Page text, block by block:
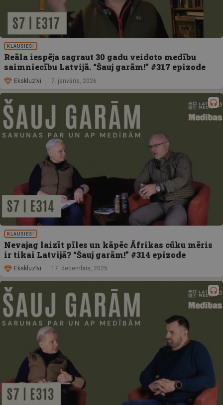
KLAUSIES!
Reāla iespēja sagraut 30 gadu veidoto medību
saimniecību Latvijā. “Šauj garām!” #317 epizode
Ekskluzīvi 7. janvāris, 2026
KLAUSIES!
Nevajag laizīt pīles un kāpēc Āfrikas cūku mēris
ir tikai Latvijā? “Šauj garām!” #314 epizode
Ekskluzīvi 17. decembris, 2025